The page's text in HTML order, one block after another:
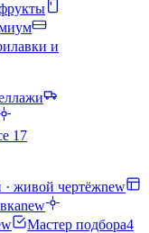
и
17
· живой чертёжnew
new
Мастер подбора4